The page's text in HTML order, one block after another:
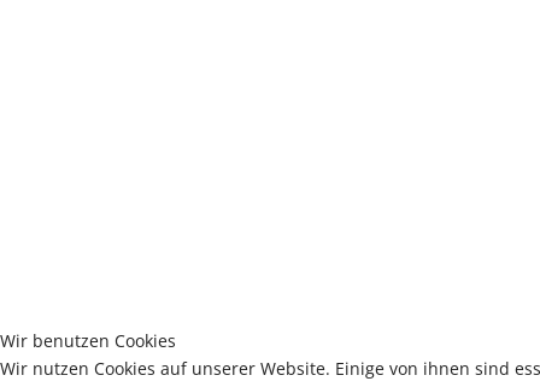
Wir benutzen Cookies
Wir nutzen Cookies auf unserer Website. Einige von ihnen sind